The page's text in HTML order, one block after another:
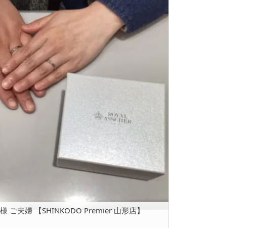
ご夫婦 【SHINKODO Premier 山形店】